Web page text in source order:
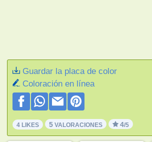
Guardar la placa de color
Coloración en línea
4 LIKES 5 VALORACIONES 4/5